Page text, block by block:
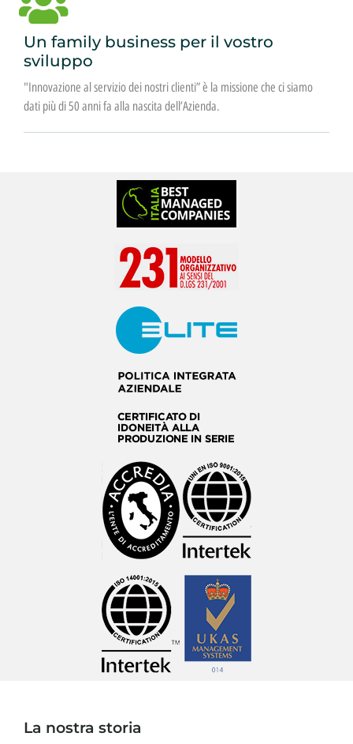
Un family business per il vostro
sviluppo
"Innovazione al servizio dei nostri clienti” è la missione che ci siamo
dati più di 50 anni fa alla nascita dell’Azienda.
La nostra storia